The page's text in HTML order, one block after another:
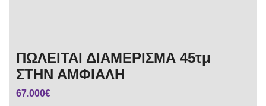
ΠΩΛΕΙΤΑΙ ΔΙΑΜΕΡΙΣΜΑ 45τμ
ΣΤΗΝ ΑΜΦΙΑΛΗ
67.000€